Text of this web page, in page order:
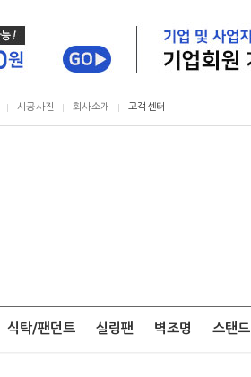
시공사진 회사소개 고객센터
식탁/팬던트 실링팬 벽조명 스탠드